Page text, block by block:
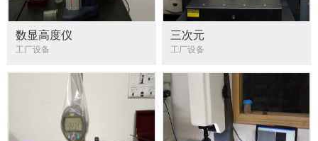
数显高度仪
工厂设备
三次元
工厂设备